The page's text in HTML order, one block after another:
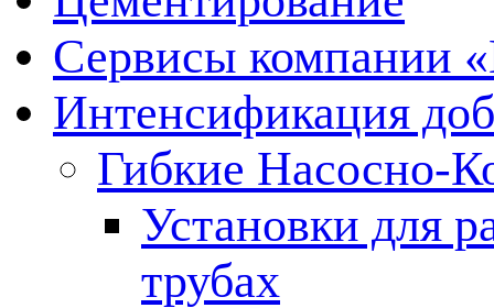
Сервисы компании
Интенсификация
Гибкие Насосно-
Установки для
трубах